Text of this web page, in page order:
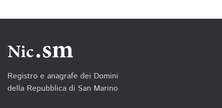
Registro e anagrafe dei Domini
della Repubblica di San Marino